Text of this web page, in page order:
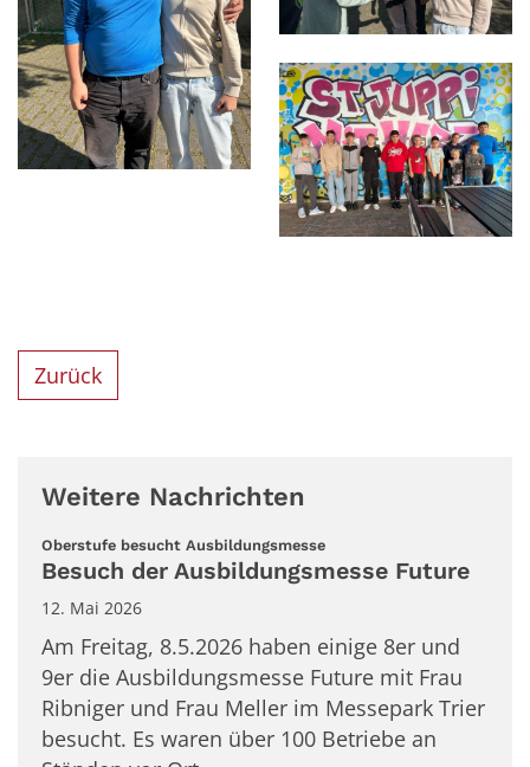
Zurück
Weitere Nachrichten
Oberstufe besucht Ausbildungsmesse:
Besuch der Ausbildungsmesse Future
12. Mai 2026
Am Freitag, 8.5.2026 haben einige 8er und
9er die Ausbildungsmesse Future mit Frau
Ribniger und Frau Meller im Messepark Trier
besucht. Es waren über 100 Betriebe an